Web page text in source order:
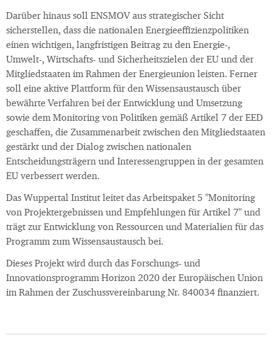
Darüber hinaus soll ENSMOV aus strategischer Sicht
sicherstellen, dass die nationalen Energieeffizienzpolitiken
einen wichtigen, langfristigen Beitrag zu den Energie-,
Umwelt-, Wirtschafts- und Sicherheitszielen der EU und der
Mitgliedstaaten im Rahmen der Energieunion leisten. Ferner
soll eine aktive Plattform für den Wissensaustausch über
bewährte Verfahren bei der Entwicklung und Umsetzung
sowie dem Monitoring von Politiken gemäß Artikel 7 der EED
geschaffen, die Zusammenarbeit zwischen den Mitgliedstaaten
gestärkt und der Dialog zwischen nationalen
Entscheidungsträgern und Interessengruppen in der gesamten
EU verbessert werden.
Das Wuppertal Institut leitet das Arbeitspaket 5 "Monitoring
von Projektergebnissen und Empfehlungen für Artikel 7" und
trägt zur Entwicklung von Ressourcen und Materialien für das
Programm zum Wissensaustausch bei.
Dieses Projekt wird durch das Forschungs- und
Innovationsprogramm Horizon 2020 der Europäischen Union
im Rahmen der Zuschussvereinbarung Nr. 840034 finanziert.